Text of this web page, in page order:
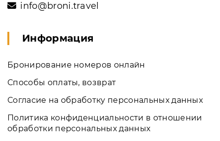
info@broni.travel
Информация
Бронирование номеров онлайн
Способы оплаты, возврат
Согласие на обработку персональных данных
Политика конфиденциальности в отношении
обработки персональных данных